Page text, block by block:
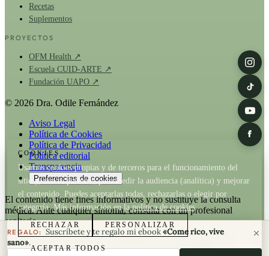
Recetas
Suplementos
PROYECTOS
OFM Health ↗
Escuela CUID-ARTE ↗
Fundación UAPO ↗
© 2026 Dra. Odile Fernández
Aviso Legal
Política de Cookies
Política de Privacidad
Política editorial
Transparencia
Preferencias de cookies
El contenido tiene fines informativos y no sustituye la consulta
médica. Ante cualquier síntoma, consulta con un profesional
sanitario.
La Dra. Odile Fernández es fundadora de
artículo recomienda un producto de OFM existe relación comercial;
COOKIES
Usamos cookies propias y de terceros para el funcionamiento del
sitio y, con tu permiso, para medir la audiencia (analítica) y mejorar
el contenido. Puedes aceptarlas todas, rechazarlas o elegir por
categoría. Más información en lapolítica de cookies.
RECHAZAR PERSONALIZAR
ACEPTAR TODOS
REGALO: Suscríbete y te regalo mi ebook«Come rico, vive
sano».
Tu correo electrónico